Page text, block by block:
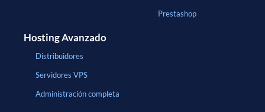
Prestashop
Hosting Avanzado
Distribuidores
Servidores VPS
Administración completa